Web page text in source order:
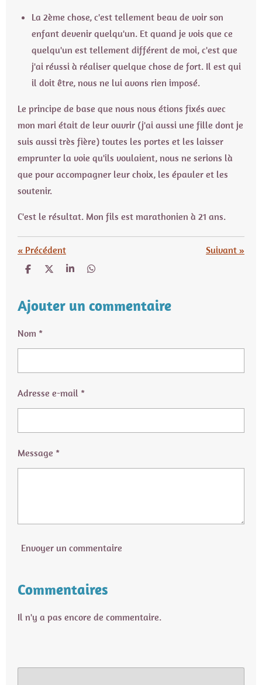
La 2ème chose, c'est tellement beau de voir son
enfant devenir quelqu'un. Et quand je vois que ce
quelqu'un est tellement différent de moi, c'est que
j'ai réussi à réaliser quelque chose de fort. Il est qui
il doit être, nous ne lui avons rien imposé.
Le principe de base que nous nous étions fixés avec
mon mari était de leur ouvrir (j'ai aussi une fille dont je
suis aussi très fière) toutes les portes et les laisser
emprunter la voie qu'ils voulaient, nous ne serions là
que pour accompagner leur choix, les épauler et les
soutenir.
C'est le résultat. Mon fils est marathonien à 21 ans.
« Précédent Suivant »
P
t
a
r
P
t
a
P
a
P
a
Ajouter un commentaire
Nom *
Adresse e-mail *
Message *
Envoyer un commentaire
Commentaires
Il n'y a pas encore de commentaire.